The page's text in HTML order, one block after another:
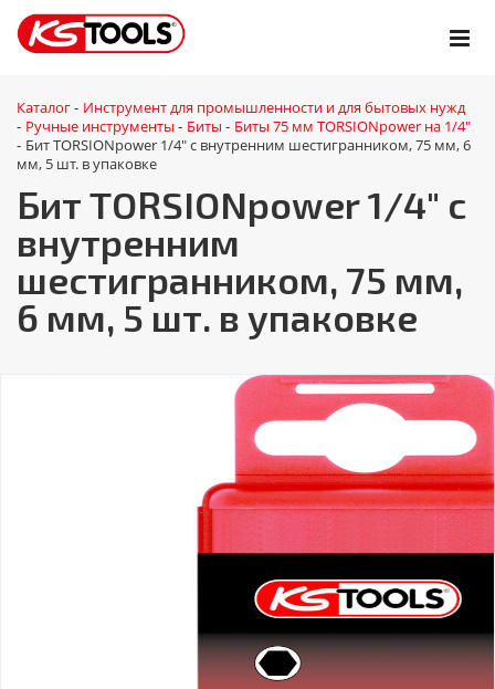
Каталог - Инструмент для промышленности и для бытовых нужд
- Ручные инструменты - Биты - Биты 75 мм TORSIONpower на 1/4"
- Бит TORSIONpower 1/4" с внутренним шестигранником, 75 мм, 6
мм, 5 шт. в упаковке
Бит TORSIONpower 1/4" с
внутренним
шестигранником, 75 мм,
6 мм, 5 шт. в упаковке